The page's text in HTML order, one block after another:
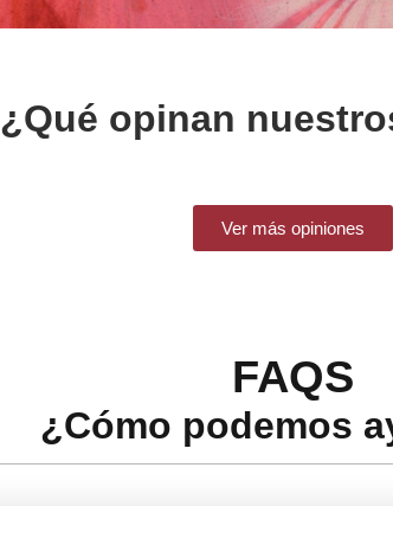
¿Qué opinan
Ver más opiniones
FAQS
¿Cómo podemos